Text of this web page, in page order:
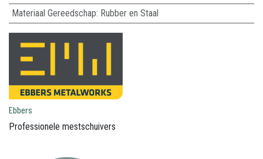
Materiaal Gereedschap: Rubber en Staal
Ebbers
Professionele mestschuivers